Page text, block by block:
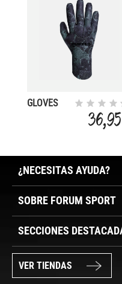
GLOVES
¿NECESITAS AYUDA?
SOBRE FORUM SPORT
SECCIONES
VER TIENDAS